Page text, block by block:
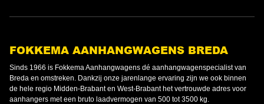
FOKKEMA AANHANGWAGENS BREDA
Sinds 1966 is Fokkema Aanhangwagens dé aanhangwagenspecialist van
Breda en omstreken. Dankzij onze jarenlange ervaring zijn we ook binnen
de hele regio Midden-Brabant en West-Brabant het vertrouwde adres voor
aanhangers met een bruto laadvermogen van 500 tot 3500 kg.